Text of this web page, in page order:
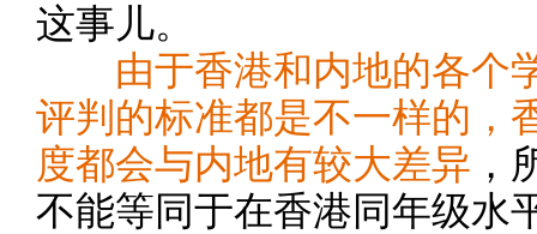
这事儿。
由于香港和内地的各个
评判的标准都是不一样的，
度都会与内地有较大差异 ，
不能等同于在香港同年级水